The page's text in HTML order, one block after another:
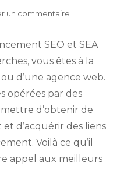
un commentairesur
agence
de
consultant
en
SEO,
à
Strasbourg
SEO et SEA
vous êtes à la
d’une agence web.
opérées par des
d’obtenir de
d’acquérir des liens
Voilà ce qu’il
appel aux meilleurs